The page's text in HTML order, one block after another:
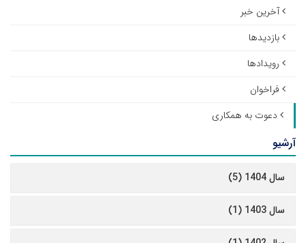
آخرین خبر
بازدیدها
رویدادها
فراخوان
دعوت به همکاری
آرشیو
سال 1404 (5)
سال 1403 (1)